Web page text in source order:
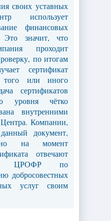
своих уставных
использует
финансовых
Это значит, что
проходит
по итогам
сертификат
того или иного
сертификатов
уровня чётко
внутренними
Компании,
документ,
на момент
отвечают
ЦРОФР по
добросовестных
услуг своим